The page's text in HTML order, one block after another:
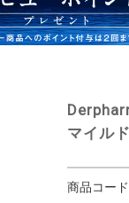
マイル
商品コー